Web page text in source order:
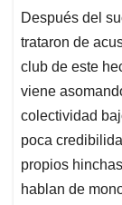
Después del
trataron de
club de este
viene
colectividad
poca
propios
hablan de